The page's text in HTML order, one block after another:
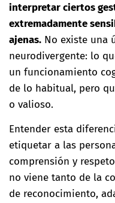
interpretar ciertos
extremadamente
ajenas. No existe una
neurodivergente: lo
un funcionamiento
de lo habitual, pero
o valioso.
Entender esta
etiquetar a las
comprensión y
no viene tanto de la
de reconocimiento,